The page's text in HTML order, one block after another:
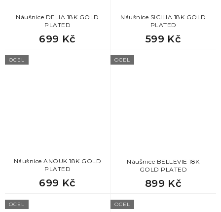
Náušnice DELIA 18K GOLD
PLATED
699 Kč
Náušnice SICILIA 18K GOLD
PLATED
599 Kč
OCEL
Náušnice ANOUK 18K GOLD
PLATED
699 Kč
OCEL
Náušnice BELLEVIE 18K
GOLD PLATED
899 Kč
OCEL OCEL